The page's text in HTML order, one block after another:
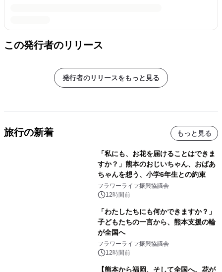
この発行者のリリース
発行者のリリースをもっと見る
旅行の新着 もっと見る
「私にも、お花を届けることはできま
すか？」熊本のおじいちゃん、おばあ
ちゃんを想う、小学6年生との約束
フラワーライフ振興協議会
12時間前
「わたしたちにも何かできますか？」
子どもたちの一言から、熊本支援の輪
が全国へ
フラワーライフ振興協議会
12時間前
【熊本から福岡、そして全国へ。花が